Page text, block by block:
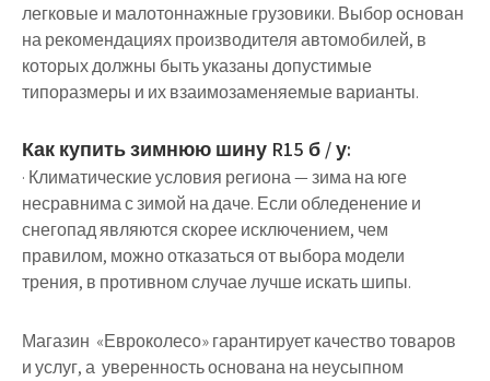
легковые и малотоннажные грузовики. Выбор основан
на рекомендациях производителя автомобилей, в
которых должны быть указаны допустимые
типоразмеры и их взаимозаменяемые варианты.
Как купить зимнюю шину R15 б / у:
· Климатические условия региона — зима на юге
несравнима с зимой на даче. Если обледенение и
снегопад являются скорее исключением, чем
правилом, можно отказаться от выбора модели
трения, в противном случае лучше искать шипы.
Магазин «Евроколесо» гарантирует качество товаров
и услуг, а уверенность основана на неусыпном